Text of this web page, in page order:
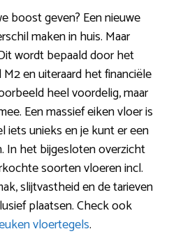
boost geven? Een nieuwe
maken in huis. Maar
wordt bepaald door het
en uiteraard het financiële
heel voordelig, maar
Een massief eiken vloer is
iets unieks en je kunt er een
In het bijgesloten overzicht
soorten vloeren incl.
slijtvastheid en de tarieven
plaatsen. Check ook
vloertegels.